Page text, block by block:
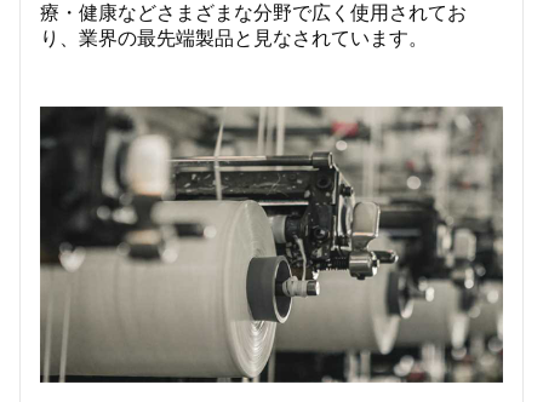
療・健康などさまざまな分野で広く使用されてお
り、業界の最先端製品と見なされています。